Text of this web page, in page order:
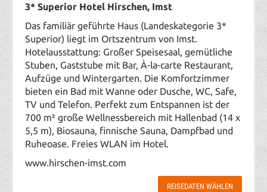
3* Superior Hotel Hirschen, Imst
Das familiär geführte Haus (Landeskategorie 3*
Superior) liegt im Ortszentrum von Imst.
Hotelausstattung: Großer Speisesaal, gemütliche
Stuben, Gaststube mit Bar, À-la-carte Restaurant,
Aufzüge und Wintergarten. Die Komfortzimmer
bieten ein Bad mit Wanne oder Dusche, WC, Safe,
TV und Telefon. Perfekt zum Entspannen ist der
700 m² große Wellnessbereich mit Hallenbad (14 x
5,5 m), Biosauna, finnische Sauna, Dampfbad und
Ruheoase. Freies WLAN im Hotel.
www.hirschen-imst.com
REISEDATEN WÄHLEN